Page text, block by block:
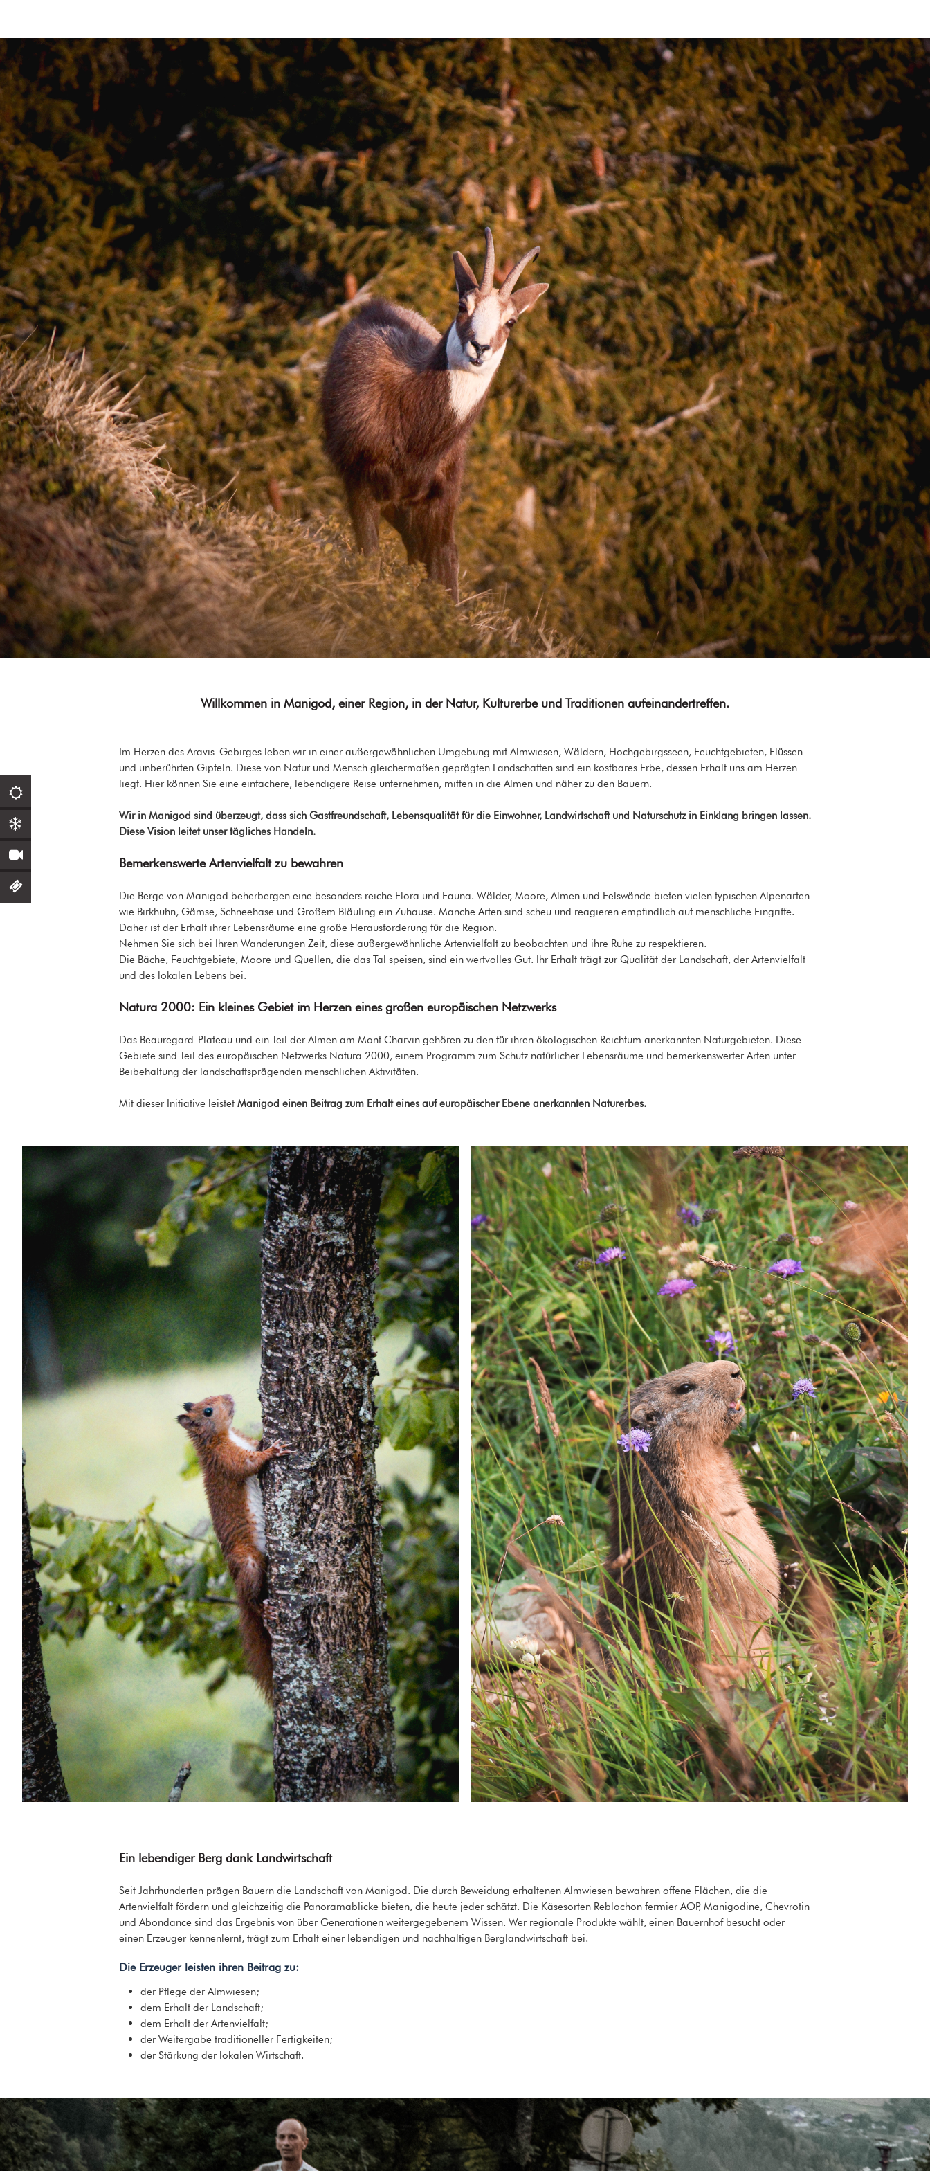
Willkommen in Manigod, einer Region, in der Natur, Kulturerbe und Traditionen aufeinandertreffen.
Im Herzen des Aravis-Gebirges leben wir in einer außergewöhnlichen Umgebung mit Almwiesen, Wäldern, Hochgebirgsseen, Feuchtgebieten, Flüssen
und unberührten Gipfeln. Diese von Natur und Mensch gleichermaßen geprägten Landschaften sind ein kostbares Erbe, dessen Erhalt uns am Herzen
liegt. Hier können Sie eine einfachere, lebendigere Reise unternehmen, mitten in die Almen und näher zu den Bauern.
Wir in Manigod sind überzeugt, dass sich Gastfreundschaft, Lebensqualität für die Einwohner, Landwirtschaft und Naturschutz in Einklang bringen lassen.
Diese Vision leitet unser tägliches Handeln.
Bemerkenswerte Artenvielfalt zu bewahren
Die Berge von Manigod beherbergen eine besonders reiche Flora und Fauna. Wälder, Moore, Almen und Felswände bieten vielen typischen Alpenarten
wie Birkhuhn, Gämse, Schneehase und Großem Bläuling ein Zuhause. Manche Arten sind scheu und reagieren empfindlich auf menschliche Eingriffe.
Daher ist der Erhalt ihrer Lebensräume eine große Herausforderung für die Region.
Nehmen Sie sich bei Ihren Wanderungen Zeit, diese außergewöhnliche Artenvielfalt zu beobachten und ihre Ruhe zu respektieren.
Die Bäche, Feuchtgebiete, Moore und Quellen, die das Tal speisen, sind ein wertvolles Gut. Ihr Erhalt trägt zur Qualität der Landschaft, der Artenvielfalt
und des lokalen Lebens bei.
Natura 2000: Ein kleines Gebiet im Herzen eines großen europäischen Netzwerks
Das Beauregard-Plateau und ein Teil der Almen am Mont Charvin gehören zu den für ihren ökologischen Reichtum anerkannten Naturgebieten. Diese
Gebiete sind Teil des europäischen Netzwerks Natura 2000, einem Programm zum Schutz natürlicher Lebensräume und bemerkenswerter Arten unter
Beibehaltung der landschaftsprägenden menschlichen Aktivitäten.
Mit dieser Initiative leistet Manigod einen Beitrag zum Erhalt eines auf europäischer Ebene anerkannten Naturerbes.
Ein lebendiger Berg dank Landwirtschaft
Seit Jahrhunderten prägen Bauern die Landschaft von Manigod. Die durch Beweidung erhaltenen Almwiesen bewahren offene Flächen, die die
Artenvielfalt fördern und gleichzeitig die Panoramablicke bieten, die heute jeder schätzt. Die Käsesorten Reblochon fermier AOP, Manigodine, Chevrotin
und Abondance sind das Ergebnis von über Generationen weitergegebenem Wissen. Wer regionale Produkte wählt, einen Bauernhof besucht oder
einen Erzeuger kennenlernt, trägt zum Erhalt einer lebendigen und nachhaltigen Berglandwirtschaft bei.
Die Erzeuger leisten ihren Beitrag zu:
der Pflege der Almwiesen;
dem Erhalt der Landschaft;
dem Erhalt der Artenvielfalt;
der Weitergabe traditioneller Fertigkeiten;
der Stärkung der lokalen Wirtschaft.